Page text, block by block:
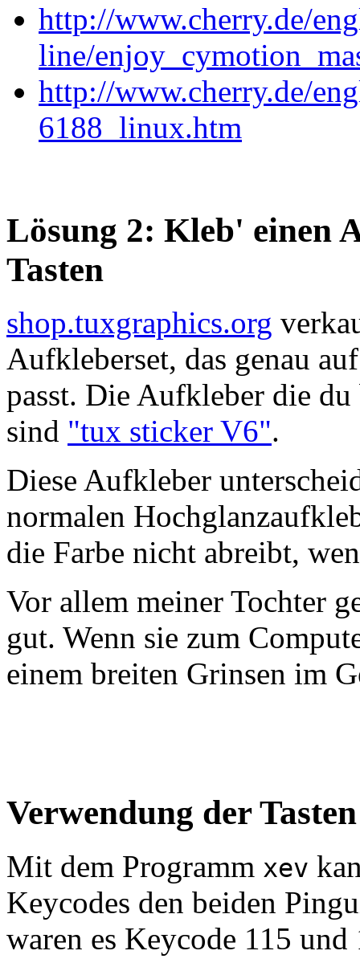
http://www.cherry.de/
line/
http://www.cherry.de/
6188_linux.htm
Lösung 2: Kleb' einen
Tasten
shop.tuxgraphics.org
Aufkleberset, das genau
passt. Die Aufkleber die du
sind "tux sticker V6".
Diese Aufkleber
normalen
die Farbe nicht abreibt,
Vor allem meiner Tochter
gut. Wenn sie zum
einem breiten Grinsen im
Verwendung der Tasten
Mit dem Programm xev
Keycodes den beiden
waren es Keycode 115